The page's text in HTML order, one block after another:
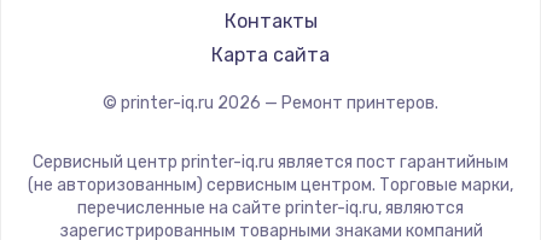
1240 руб.
Заказать
Прошивка
1450 руб.
Контакты
Карта сайта
© printer-iq.ru 2026 — Ремонт принтеров.
Сервисный центр printer-iq.ru является пост гарантийным
(не авторизованным) сервисным центром. Торговые марки,
перечисленные на сайте printer-iq.ru, являются
зарегистрированным товарными знаками компаний